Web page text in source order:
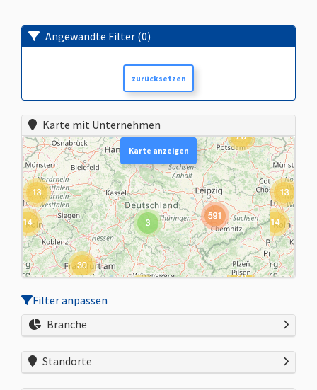
Angewandte Filter(0)
zurücksetzen
Karte mit Unternehmen
Karte anzeigen
Filter anpassen
Branche
Standorte